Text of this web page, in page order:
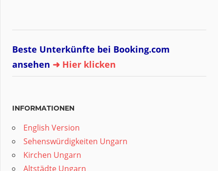
Beste Unterkünfte bei Booking.com
ansehen ➜ Hier klicken
INFORMATIONEN
English Version
Sehenswürdigkeiten Ungarn
Kirchen Ungarn
Altstädte Ungarn